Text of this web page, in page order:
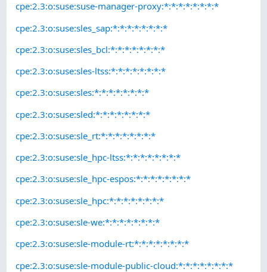
cpe:2.3:o:suse:suse-manager-proxy:*:*:*:*:*:*:*:*
cpe:2.3:o:suse:sles_sap:*:*:*:*:*:*:*:*
cpe:2.3:o:suse:sles_bcl:*:*:*:*:*:*:*:*
cpe:2.3:o:suse:sles-ltss:*:*:*:*:*:*:*:*
cpe:2.3:o:suse:sles:*:*:*:*:*:*:*:*
cpe:2.3:o:suse:sled:*:*:*:*:*:*:*:*
cpe:2.3:o:suse:sle_rt:*:*:*:*:*:*:*:*
cpe:2.3:o:suse:sle_hpc-ltss:*:*:*:*:*:*:*:*
cpe:2.3:o:suse:sle_hpc-espos:*:*:*:*:*:*:*:*
cpe:2.3:o:suse:sle_hpc:*:*:*:*:*:*:*:*
cpe:2.3:o:suse:sle-we:*:*:*:*:*:*:*:*
cpe:2.3:o:suse:sle-module-rt:*:*:*:*:*:*:*:*
cpe:2.3:o:suse:sle-module-public-cloud:*:*:*:*:*:*:*:*